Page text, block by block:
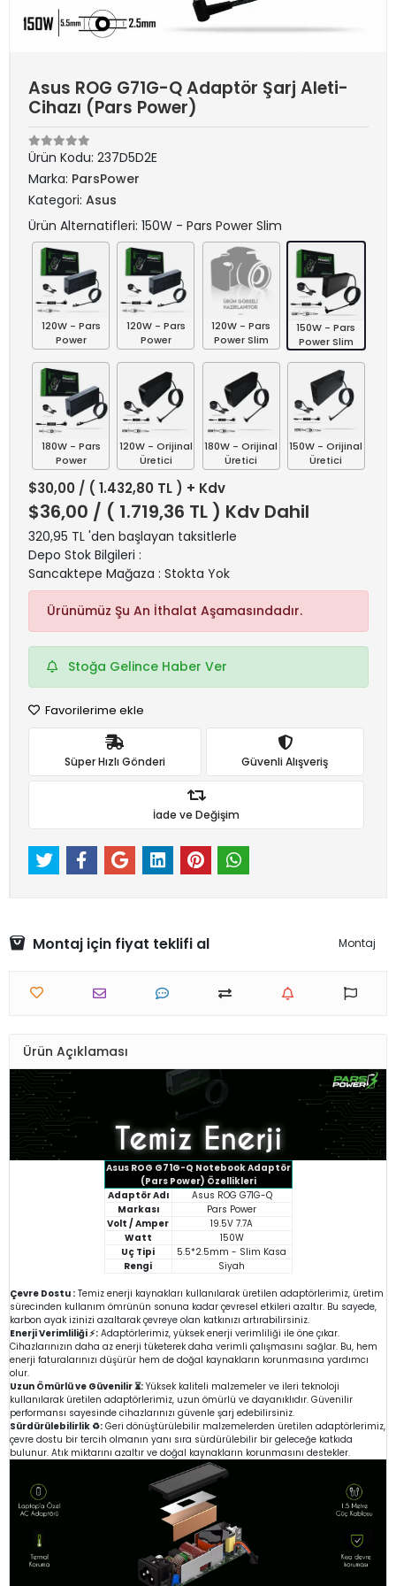
Asus ROG G71G-Q Adaptör Şarj Aleti-
Cihazı (Pars Power)
Ürün Kodu: 237D5D2E
Marka: ParsPower
Kategori: Asus
Ürün Alternatifleri: 150W - Pars Power Slim
120W - Pars
Power
120W - Pars
Power
120W - Pars
Power Slim
150W - Pars
Power Slim
180W - Pars
Power
120W - Orijinal
Üretici
180W - Orijinal
Üretici
150W - Orijinal
Üretici
$30,00 / ( 1.432,80 TL ) + Kdv
$36,00 / ( 1.719,36 TL ) Kdv Dahil
320,95 TL 'den başlayan taksitlerle
Depo Stok Bilgileri :
Sancaktepe Mağaza : Stokta Yok
Ürünümüz Şu An İthalat Aşamasındadır.
Stoğa Gelince Haber Ver
Favorilerime ekle
Süper Hızlı Gönderi Güvenli Alışveriş
İade ve Değişim
Montaj için fiyat teklifi al Montaj
Ürün Açıklaması
Asus ROG G71G-Q Notebook Adaptör
(Pars Power) Özellikleri
Adaptör Adı
Asus ROG G71G-Q
Markası
Pars Power
Volt / Amper
19.5V 7.7A
Watt
150W
Uç Tipi
5.5*2.5mm - Slim Kasa
Rengi
Siyah
Çevre Dostu : Temiz enerji kaynakları kullanılarak üretilen adaptörlerimiz, üretim
sürecinden kullanım ömrünün sonuna kadar çevresel etkileri azaltır. Bu sayede,
karbon ayak izinizi azaltarak çevreye olan katkınızı artırabilirsiniz.
Enerji Verimliliği ⚡: Adaptörlerimiz, yüksek enerji verimliliği ile öne çıkar.
Cihazlarınızın daha az enerji tüketerek daha verimli çalışmasını sağlar. Bu, hem
enerji faturalarınızı düşürür hem de doğal kaynakların korunmasına yardımcı
olur.
Uzun Ömürlü ve Güvenilir ⏳: Yüksek kaliteli malzemeler ve ileri teknoloji
kullanılarak üretilen adaptörlerimiz, uzun ömürlü ve dayanıklıdır. Güvenilir
performansı sayesinde cihazlarınızı güvenle şarj edebilirsiniz.
Sürdürülebilirlik ♻️: Geri dönüştürülebilir malzemelerden üretilen adaptörlerimiz,
çevre dostu bir tercih olmanın yanı sıra sürdürülebilir bir geleceğe katkıda
bulunur. Atık miktarını azaltır ve doğal kaynakların korunmasını destekler.